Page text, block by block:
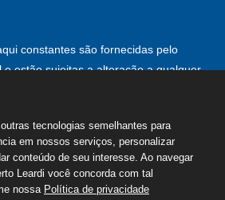
constantes são fornecidas pelo
e estão sujeitas a alteração a qualquer
Roberto Leardi | Todos os direitos
tecnologias semelhantes para
em nossos serviços, personalizar
conteúdo de seu interesse. Ao navegar
Leardi você concorda com tal
nossa Política de privacidade